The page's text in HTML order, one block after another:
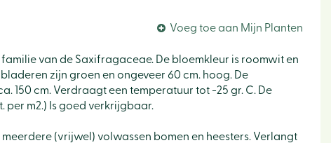
Voeg toe aan Mijn Planten
familie van de Saxifragaceae. De bloemkleur is roomwit en
zijn groen en ongeveer 60 cm. hoog. De
150 cm. Verdraagt een temperatuur tot -25 gr. C. De
per m2.) Is goed verkrijgbaar.
(vrijwel) volwassen bomen en heesters. Verlangt